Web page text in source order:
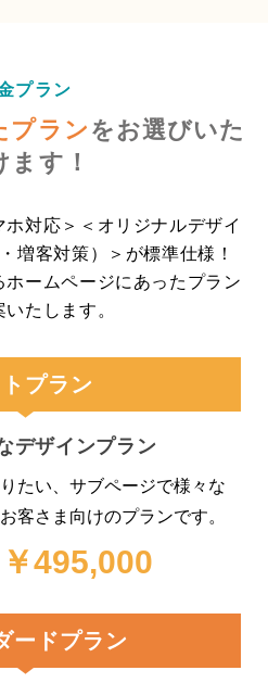
プラン
プラン を お選びいた
ます！
対応＞＜オリジナルデザイ
増客対策）＞が標準仕様！
ームページにあったプラン
いたします。
プラン
デザインプラン
たい、サブページで様々な
客さま向けのプランです。
￥495,000
ードプラン